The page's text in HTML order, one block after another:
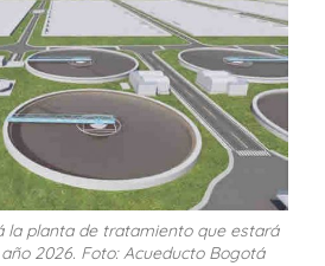
la planta de tratamiento que estará
2026. Foto: Acueducto Bogotá